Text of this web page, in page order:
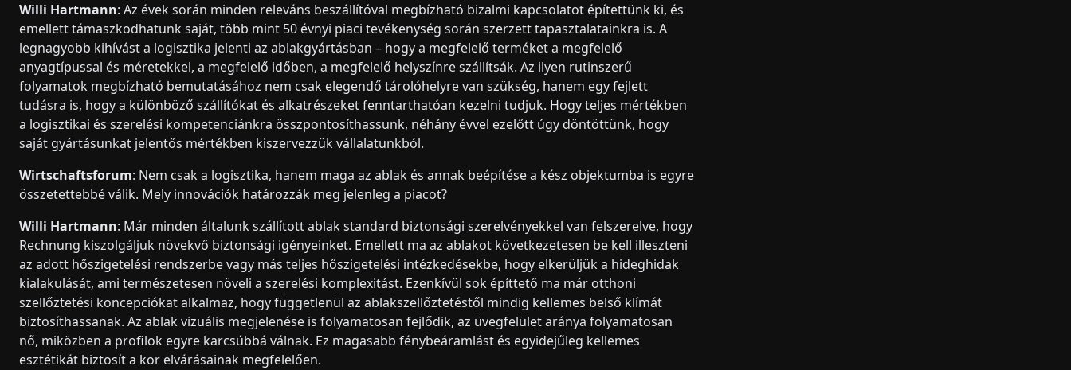
Willi Hartmann: Az évek során minden releváns beszállítóval megbízható bizalmi kapcsolatot építettünk ki, és
emellett támaszkodhatunk saját, több mint 50 évnyi piaci tevékenység során szerzett tapasztalatainkra is. A
legnagyobb kihívást a logisztika jelenti az ablakgyártásban – hogy a megfelelő terméket a megfelelő
anyagtípussal és méretekkel, a megfelelő időben, a megfelelő helyszínre szállítsák. Az ilyen rutinszerű
folyamatok megbízható bemutatásához nem csak elegendő tárolóhelyre van szükség, hanem egy fejlett
tudásra is, hogy a különböző szállítókat és alkatrészeket fenntarthatóan kezelni tudjuk. Hogy teljes mértékben
a logisztikai és szerelési kompetenciánkra összpontosíthassunk, néhány évvel ezelőtt úgy döntöttünk, hogy
saját gyártásunkat jelentős mértékben kiszervezzük vállalatunkból.
Wirtschaftsforum: Nem csak a logisztika, hanem maga az ablak és annak beépítése a kész objektumba is egyre
összetettebbé válik. Mely innovációk határozzák meg jelenleg a piacot?
Willi Hartmann: Már minden általunk szállított ablak standard biztonsági szerelvényekkel van felszerelve, hogy
Rechnung kiszolgáljuk növekvő biztonsági igényeinket. Emellett ma az ablakot következetesen be kell illeszteni
az adott hőszigetelési rendszerbe vagy más teljes hőszigetelési intézkedésekbe, hogy elkerüljük a hideghidak
kialakulását, ami természetesen növeli a szerelési komplexitást. Ezenkívül sok építtető ma már otthoni
szellőztetési koncepciókat alkalmaz, hogy függetlenül az ablakszellőztetéstől mindig kellemes belső klímát
biztosíthassanak. Az ablak vizuális megjelenése is folyamatosan fejlődik, az üvegfelület aránya folyamatosan
nő, miközben a profilok egyre karcsúbbá válnak. Ez magasabb fénybeáramlást és egyidejűleg kellemes
esztétikát biztosít a kor elvárásainak megfelelően.